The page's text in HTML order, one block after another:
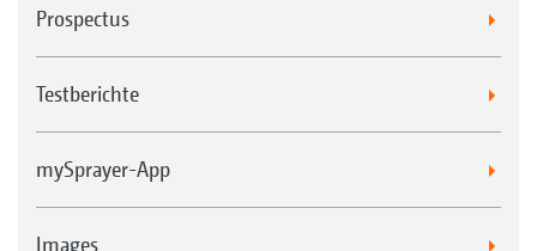
Prospectus
Testberichte
mySprayer-App
Images